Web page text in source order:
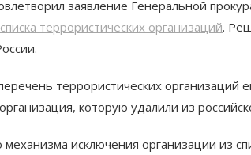
заявление Генеральной
террористических организаций​.
террористических
которую удалили из
механизма исключения организации из